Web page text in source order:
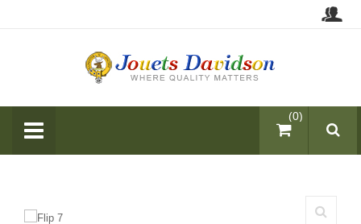
items (0)